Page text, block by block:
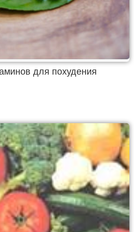
для похудения